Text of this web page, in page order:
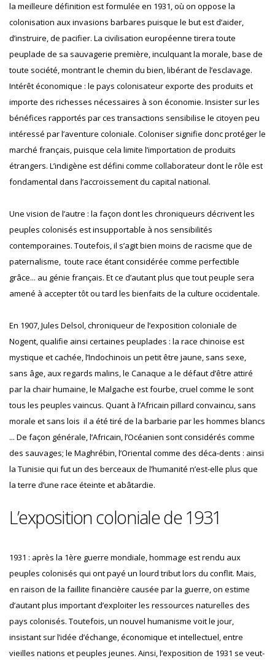
la meilleure définition est formulée en 1931, où on oppose la
colonisation aux invasions barbares puisque le but est d’aider,
d’instruire, de pacifier. La civilisation européenne tirera toute
peuplade de sa sauvagerie première, inculquant la morale, base de
toute société, montrant le chemin du bien, libérant de l’esclavage.
Intérêt économique : le pays colonisateur exporte des produits et
importe des richesses nécessaires à son économie. Insister sur les
bénéfices rapportés par ces transactions sensibilise le citoyen peu
intéressé par l’aventure coloniale. Coloniser signifie donc protéger le
marché français, puisque cela limite l’importation de produits
étrangers. L’indigène est défini comme collaborateur dont le rôle est
fondamental dans l’accroissement du capital national.
Une vision de l’autre : la façon dont les chroniqueurs décrivent les
peuples colonisés est insupportable à nos sensibilités
contemporaines. Toutefois, il s’agit bien moins de racisme que de
paternalisme, toute race étant considérée comme perfectible
grâce... au génie français. Et ce d’autant plus que tout peuple sera
amené à accepter tôt ou tard les bienfaits de la culture occidentale.
En 1907, Jules Delsol, chroniqueur de l’exposition coloniale de
Nogent, qualifie ainsi certaines peuplades : la race chinoise est
mystique et cachée, l’Indochinois un petit être jaune, sans sexe,
sans âge, aux regards malins, le Canaque a le défaut d’être attiré
par la chair humaine, le Malgache est fourbe, cruel comme le sont
tous les peuples vaincus. Quant à l’Africain pillard convaincu, sans
morale et sans lois il a été tiré de la barbarie par les hommes blancs
... De façon générale, l’Africain, l’Océanien sont considérés comme
des sauvages; le Maghrébin, l’Oriental comme des déca-dents : ainsi
la Tunisie qui fut un des berceaux de l’humanité n’est-elle plus que
la terre d’une race éteinte et abâtardie.
L’exposition coloniale de 1931
1931 : après la 1ère guerre mondiale, hommage est rendu aux
peuples colonisés qui ont payé un lourd tribut lors du conflit. Mais,
en raison de la faillite financière causée par la guerre, on estime
d’autant plus important d’exploiter les ressources naturelles des
pays colonisés. Toutefois, un nouvel humanisme voit le jour,
insistant sur l’idée d’échange, économique et intellectuel, entre
vieilles nations et peuples jeunes. Ainsi, l’exposition de 1931 se veut-